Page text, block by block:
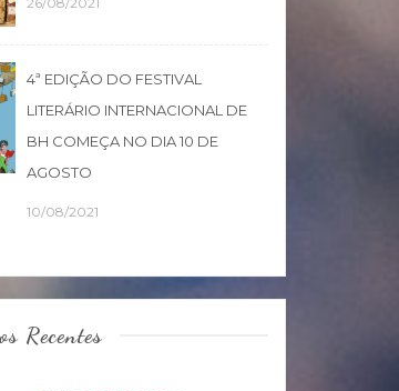
4ª EDIÇÃO DO FESTIVAL
LITERÁRIO INTERNACIONAL DE
BH COMEÇA NO DIA 10 DE
AGOSTO
10/08/2021
Recentes